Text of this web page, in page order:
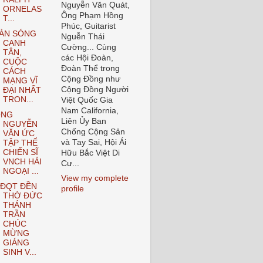
ORNELAS
T...
SÓNG
CANH
TÂN,
CUỘC
CÁCH
MẠNG VĨ
ĐẠI NHẤT
TRON...
NGUYỄN
VĂN ỨC
TẬP THỂ
CHIẾN SĨ
VNCH HẢI
NGOẠI ...
ĐỀN
THỜ ĐỨC
THÁNH
TRẦN
CHÚC
MỪNG
GIÁNG
SINH V...
Nguyễn Văn Quát,
Ông Phạm Hồng
Phúc, Guitarist
Nguễn Thái
Cường... Cùng
các Hội Đoàn,
Đoàn Thể trong
Cộng Đồng như
Cộng Đồng Người
Việt Quốc Gia
Nam California,
Liên Ủy Ban
Chống Cộng Sản
và Tay Sai, Hội Ái
Hữu Bắc Việt Di
Cư...
View my complete
profile